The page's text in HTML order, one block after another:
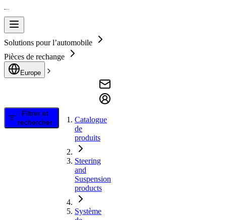
Solutions pour l’automobile
Pièces de rechange
Europe
Filtrer et
rechercher
Catalogue
de
produits
Steering
and
Suspension
products
Système